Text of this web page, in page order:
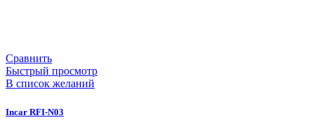
Сравнить
Быстрый просмотр
В список желаний
Incar RFI-N03